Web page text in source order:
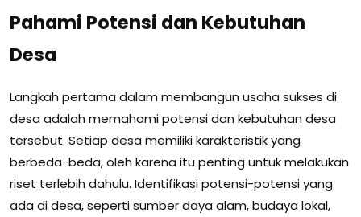
Pahami Potensi dan Kebutuhan
Desa
Langkah pertama dalam membangun usaha sukses di
desa adalah memahami potensi dan kebutuhan desa
tersebut. Setiap desa memiliki karakteristik yang
berbeda-beda, oleh karena itu penting untuk melakukan
riset terlebih dahulu. Identifikasi potensi-potensi yang
ada di desa, seperti sumber daya alam, budaya lokal,